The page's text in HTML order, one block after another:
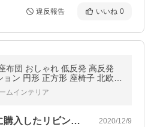
違反報告 いいね 0
布団 おしゃれ 低反発 高反発
ョン 円形 正方形 座椅子 北欧
スウェット コットン ウレタン
ェアパッド
ムインテリア
半年前の引っ越し時に購入したリビングテ… 2020/12/9